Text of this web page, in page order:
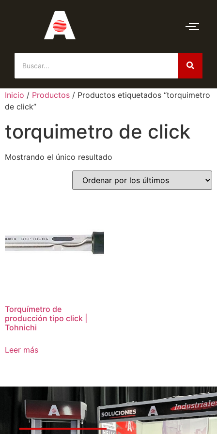
Inicio / Productos / Productos etiquetados “torquimetro
de click”
torquimetro de click
Mostrando el único resultado
Torquímetro de
producción tipo click |
Tohnichi
Leer más